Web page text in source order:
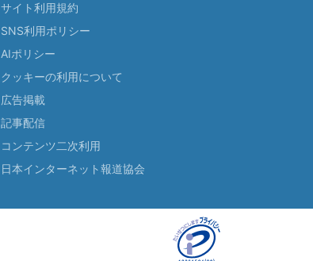
サイト利用規約
SNS利用ポリシー
AIポリシー
クッキーの利用について
広告掲載
記事配信
コンテンツ二次利用
日本インターネット報道協会